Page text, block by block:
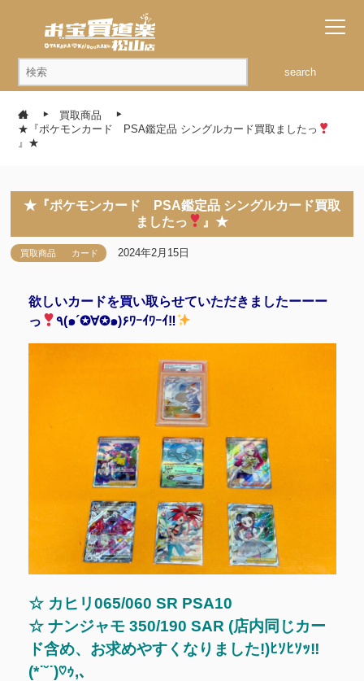
search
買取商品
★『ポケモンカード PSA鑑定品 シングルカード買取ましたっ
』★
★『ポケモンカード PSA鑑定品 シングルカード買取
ましたっ
』★
買取商品 カード 2024年2月15日
欲しいカードを買い取らせていただきましたーーー
っ
٩(๑´✪∀✪๑)۶ﾜｰｲﾜｰｲ‼
☆ カヒリ065/060 SR PSA10
☆ ナンジャモ 350/190 SAR (店内同じカー
ド含め、お求めやすくなりました!)ﾋｿﾋｿｯ‼
(*˙˘˙)♡ｩ,､